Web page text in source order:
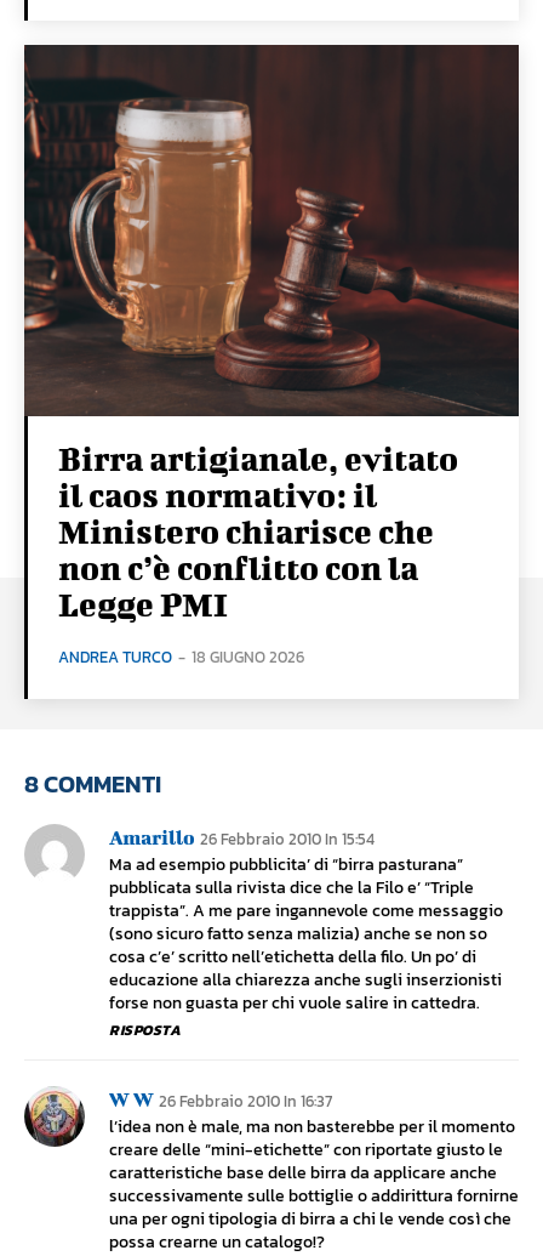
Birra artigianale, evitato
il caos normativo: il
Ministero chiarisce che
non c’è conflitto con la
Legge PMI
ANDREA TURCO - 18 GIUGNO 2026
8 COMMENTI
Amarillo 26 Febbraio 2010 In 15:54
Ma ad esempio pubblicita’ di “birra pasturana”
pubblicata sulla rivista dice che la Filo e’ “Triple
trappista”. A me pare ingannevole come messaggio
(sono sicuro fatto senza malizia) anche se non so
cosa c’e’ scritto nell’etichetta della filo. Un po’ di
educazione alla chiarezza anche sugli inserzionisti
forse non guasta per chi vuole salire in cattedra.
RISPOSTA
W W 26 Febbraio 2010 In 16:37
l’idea non è male, ma non basterebbe per il momento
creare delle “mini-etichette” con riportate giusto le
caratteristiche base delle birra da applicare anche
successivamente sulle bottiglie o addirittura fornirne
una per ogni tipologia di birra a chi le vende così che
possa crearne un catalogo!?